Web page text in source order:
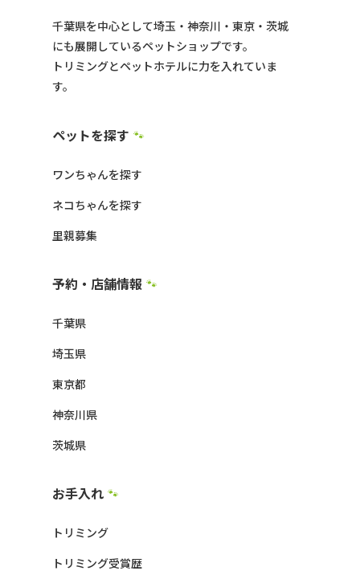
千葉県を中心として埼玉・神奈川・東京・茨城
にも展開しているペットショップです。
トリミングとペットホテルに力を入れていま
す。
ペットを探す 🐾
ワンちゃんを探す
ネコちゃんを探す
里親募集
予約・店舗情報 🐾
千葉県
埼玉県
東京都
神奈川県
茨城県
お手入れ 🐾
トリミング
トリミング受賞歴